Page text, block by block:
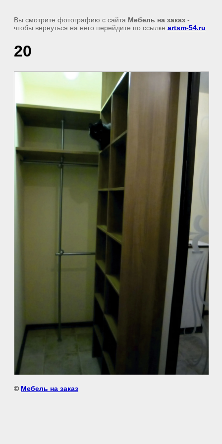
Вы смотрите фотографию с сайта Мебель на заказ -
чтобы вернуться на него перейдите по ссылке artsm-54.ru
20
© Мебель на заказ